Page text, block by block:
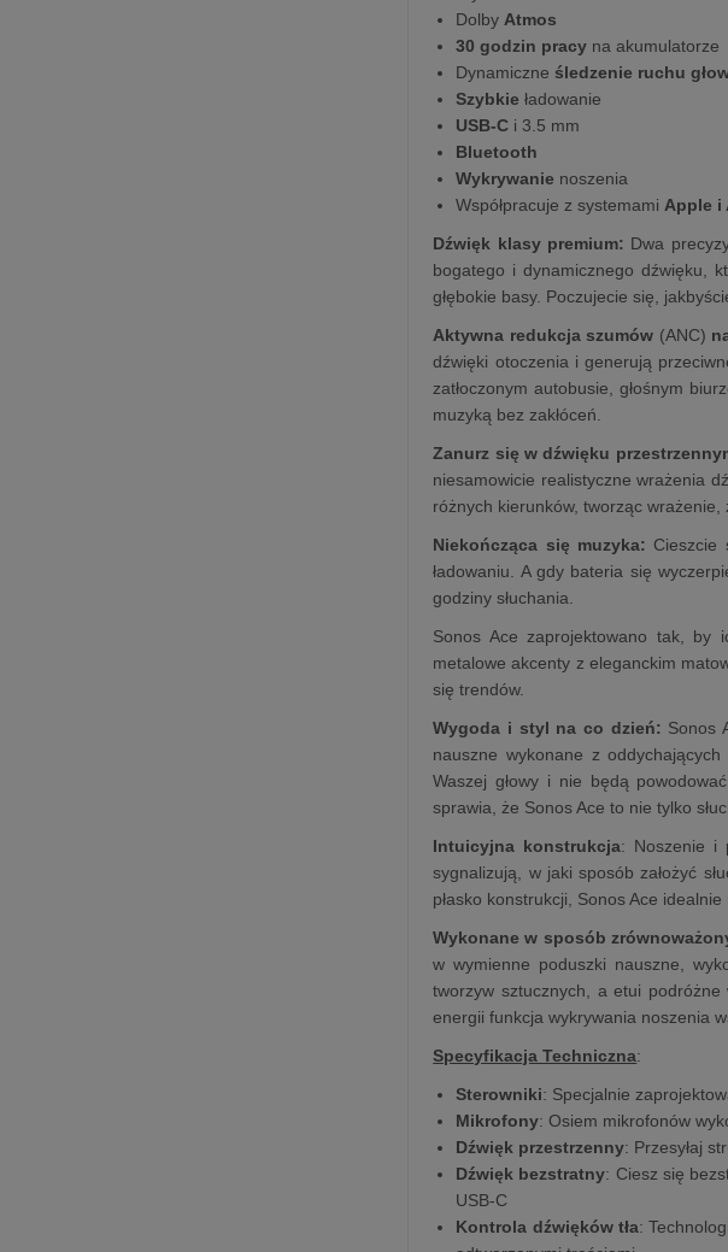
Dolby Atmos
30 godzin pracy na akumulatorze
Dynamiczne śledzenie ruchu
Szybkie ładowanie
USB-C i 3.5 mm
Bluetooth
Wykrywanie noszenia
Współpracuje z systemami Apple i
Dźwięk klasy premium: Dwa
bogatego i dynamicznego dźwięku,
głębokie basy. Poczujecie się,
Aktywna redukcja szumów (ANC)
dźwięki otoczenia i generują
zatłoczonym autobusie, głośnym
muzyką bez zakłóceń.
Zanurz się w dźwięku
niesamowicie realistyczne wrażenia
różnych kierunków, tworząc wrażenie,
Niekończąca się muzyka: Cieszcie
ładowaniu. A gdy bateria się
godziny słuchania.
Sonos Ace zaprojektowano tak, by
metalowe akcenty z eleganckim
się trendów.
Wygoda i styl na co dzień: Sonos
nauszne wykonane z
Waszej głowy i nie będą
sprawia, że Sonos Ace to nie tylko
Intuicyjna konstrukcja: Noszenie i
sygnalizują, w jaki sposób założyć
płasko konstrukcji, Sonos Ace
Wykonane w sposób
w wymienne poduszki nauszne,
tworzyw sztucznych, a etui
energii funkcja wykrywania noszenia
Specyfikacja Techniczna:
Sterowniki: Specjalnie
Mikrofony: Osiem mikrofonów
Dźwięk przestrzenny: Przesyłaj
Dźwięk bezstratny: Ciesz się
USB-C
Kontrola dźwięków tła: